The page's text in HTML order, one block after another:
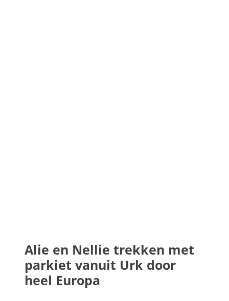
Alie en Nellie trekken met
parkiet vanuit Urk door
heel Europa